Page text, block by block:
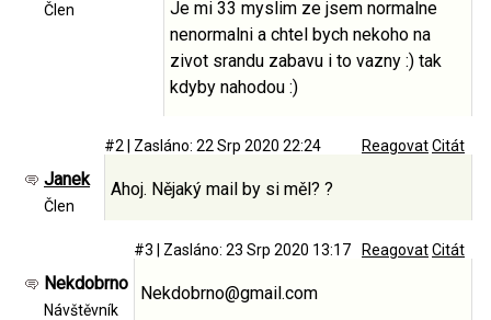
Člen
Je mi 33 myslim ze jsem normalne
nenormalni a chtel bych nekoho na
zivot srandu zabavu i to vazny :) tak
kdyby nahodou :)
Janek
Člen
#2 Zasláno: 22 Srp 2020 22:24 ReagovatCitát
Ahoj. Nějaký mail by si měl? ?
Nekdobrno
Návštěvník
#3 Zasláno: 23 Srp 2020 13:17 ReagovatCitát
Nekdobrno@gmail.com